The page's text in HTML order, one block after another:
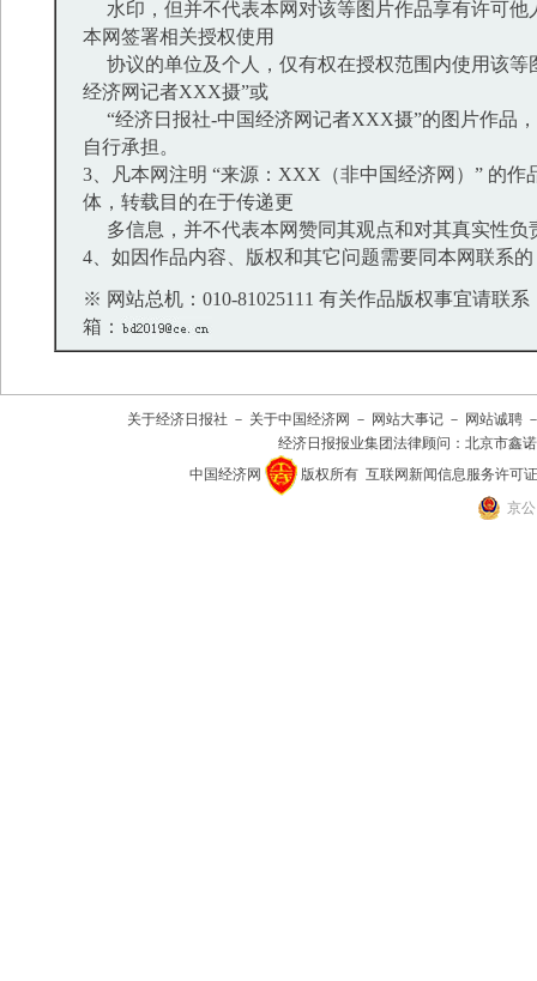
水印，但并不代表本网对该等图片作品享有许可他
本网签署相关授权使用
协议的单位及个人，仅有权在授权范围内使用该等
经济网记者XXX摄”或
“经济日报社-中国经济网记者XXX摄”的图片作品
自行承担。
3、凡本网注明 “来源：XXX（非中国经济网）” 的作
体，转载目的在于传递更
多信息，并不代表本网赞同其观点和对其真实性负
4、如因作品内容、版权和其它问题需要同本网联系
※ 网站总机：010-81025111 有关作品版权事宜请联系
箱：
关于经济日报社 － 关于中国经济网 － 网站大事记 － 网站诚聘
经济日报报业集团法律顾问： 北京市鑫
中国经济网
版权所有 互联网新闻信息服务许可证
京公